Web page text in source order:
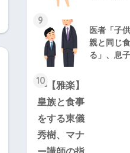
9
医者「子
親と同じ
る」、息
10